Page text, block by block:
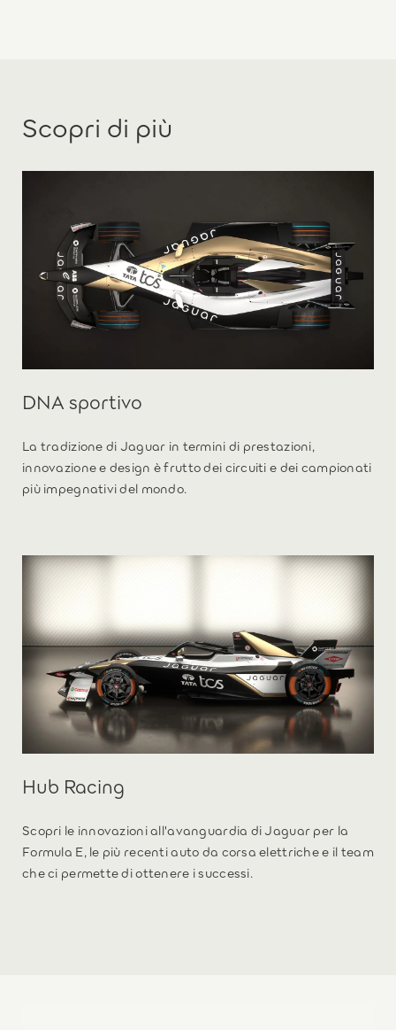
Scopri di più
DNA sportivo
La tradizione di Jaguar in termini di prestazioni,
innovazione e design è frutto dei circuiti e dei campionati
più impegnativi del mondo.
Hub Racing
Scopri le innovazioni all'avanguardia di Jaguar per la
Formula E, le più recenti auto da corsa elettriche e il team
che ci permette di ottenere i successi.